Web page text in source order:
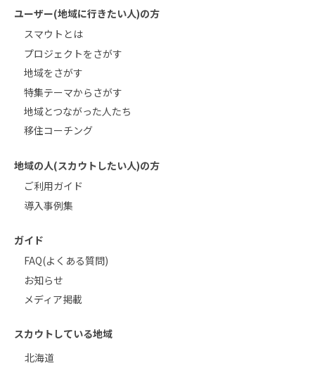
ユーザー(地域に行きたい人)の方
スマウトとは
プロジェクトをさがす
地域をさがす
特集テーマからさがす
地域とつながった人たち
移住コーチング
地域の人(スカウトしたい人)の方
ご利用ガイド
導入事例集
ガイド
FAQ(よくある質問)
お知らせ
メディア掲載
スカウトしている地域
北海道